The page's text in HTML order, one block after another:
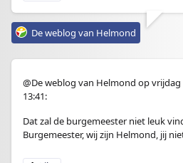
De weblog van Helmond
@De weblog van Helmond op
13:41:
Dat zal de burgemeester niet leuk
Burgemeester, wij zijn Helmond, jij